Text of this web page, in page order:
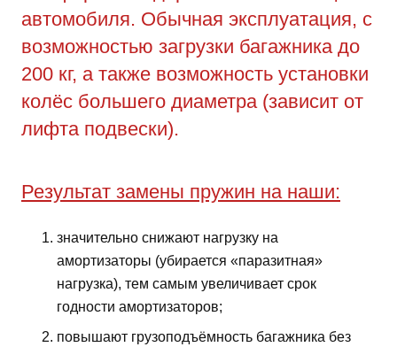
автомобиля. Обычная эксплуатация, с
возможностью загрузки багажника до
200 кг, а также возможность установки
колёс большего диаметра (зависит от
лифта подвески).
Результат замены пружин на наши:
значительно снижают нагрузку на
амортизаторы (убирается «паразитная»
нагрузка), тем самым увеличивает срок
годности амортизаторов;
повышают грузоподъёмность багажника без